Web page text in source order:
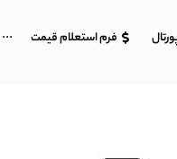
فرم استعلام قیمت ···